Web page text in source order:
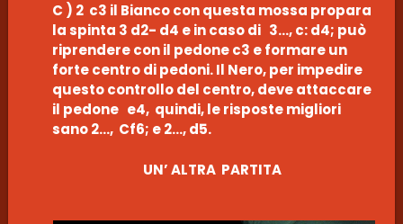
C ) 2 c3 il Bianco con questa mossa propara
la spinta 3 d2- d4 e in caso di 3…, c: d4; può
riprendere con il pedone c3 e formare un
forte centro di pedoni. Il Nero, per impedire
questo controllo del centro, deve attaccare
il pedone e4, quindi, le risposte migliori
sano 2…, Cf6; e 2…, d5.
UN’ ALTRA PARTITA